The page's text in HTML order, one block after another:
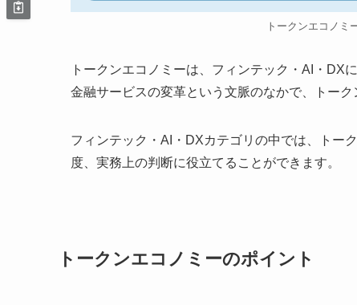
トークンエコノミ
トークンエコノミーは、フィンテック・AI・DX
金融サービスの変革という文脈のなかで、トー
フィンテック・AI・DXカテゴリの中では、トー
度、実務上の判断に役立てることができます。
トークンエコノミーのポイント